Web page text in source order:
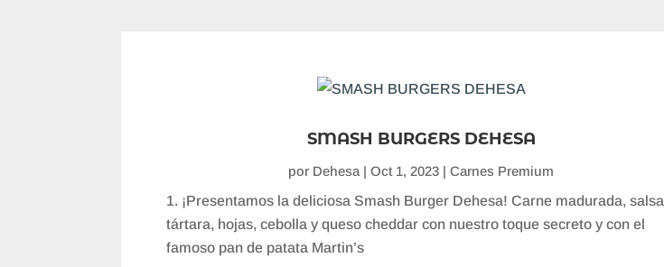
SMASH BURGERS DEHESA
por Dehesa |Oct 1, 2023 |Carnes Premium
¡Presentamos la deliciosa Smash Burger Dehesa! Carne madurada, salsa
tártara, hojas, cebolla y queso cheddar con nuestro toque secreto y con el
famoso pan de patata Martin’s